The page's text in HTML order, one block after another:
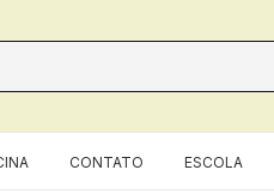
CONTATO ESCOLA